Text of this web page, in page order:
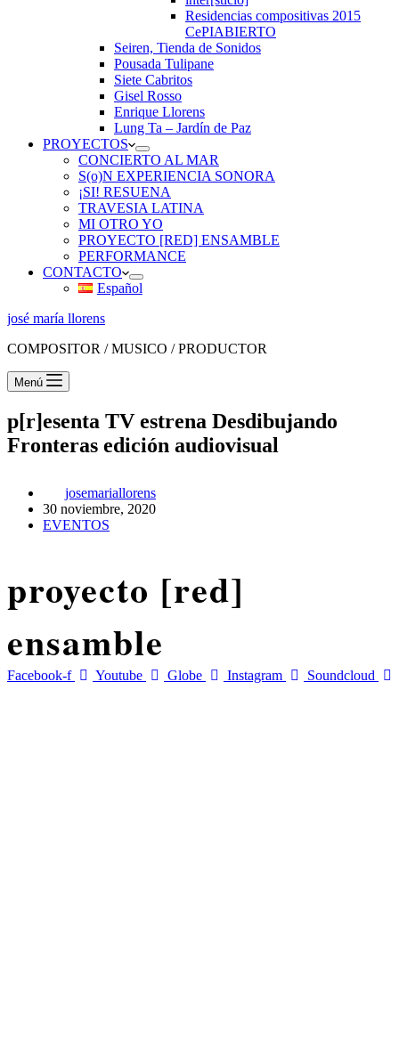
Residencias compositivas 2015
CePIABIERTO
Seiren, Tienda de Sonidos
Pousada Tulipane
Siete Cabritos
Gisel Rosso
Enrique Llorens
Lung Ta – Jardín de Paz
PROYECTOS
CONCIERTO AL MAR
S(o)N EXPERIENCIA SONORA
¡SI! RESUENA
TRAVESIA LATINA
MI OTRO YO
PROYECTO [RED] ENSAMBLE
PERFORMANCE
CONTACTO
Español
josé maría llorens
COMPOSITOR / MUSICO / PRODUCTOR
Menú
p[r]esenta TV estrena Desdibujando
Fronteras edición audiovisual
josemariallorens
30 noviembre, 2020
EVENTOS
proyecto [red]
ensamble
Facebook-f Youtube Globe Instagram Soundcloud